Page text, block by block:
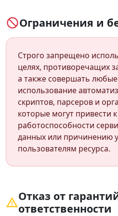
Ограничения и
Строго запрещено
целях, противоречащих
а также совершать
использование
скриптов, парсеров и
которые могут привести
работоспособности
данных или причинению
пользователям ресурса.
Отказ от
ответственности